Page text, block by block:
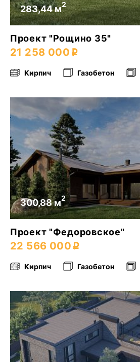
283,44 м2
Проект "Рощино 35"
21 258 000
Кирпич Газобетон
300,88 м2
Проект "Федоровское"
22 566 000
Кирпич Газобетон